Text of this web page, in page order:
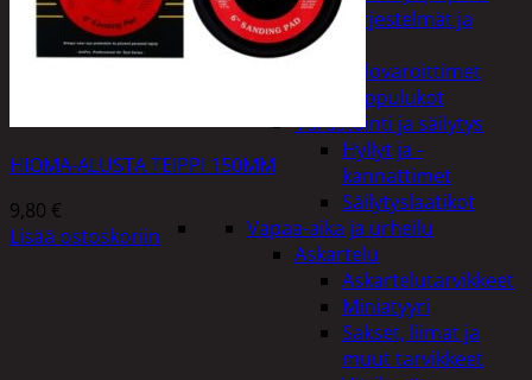
Turvajärjestelmät ja
lukitus
Palovaroittimet
Riippulukot
Varastointi ja säilytys
Hyllyt ja -
kannattimet
Säilytyslaatikot
Vapaa-aika ja urheilu
Askartelu
Askartelutarvikkeet
Miniatyyri
Sakset, liimat ja
muut tarvikkeet
HIOMA-ALUSTA TEIPPI 150MM
9,80 €
Lisää ostoskoriin